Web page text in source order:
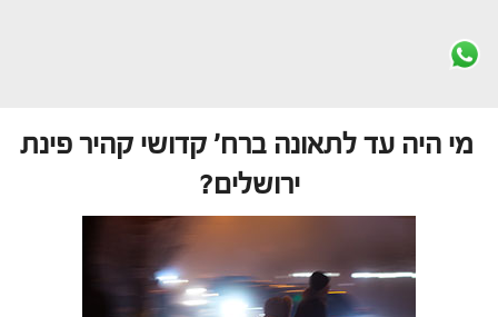
מי היה עד לתאונה ברח' קדושי קהיר פינת
ירושלים?